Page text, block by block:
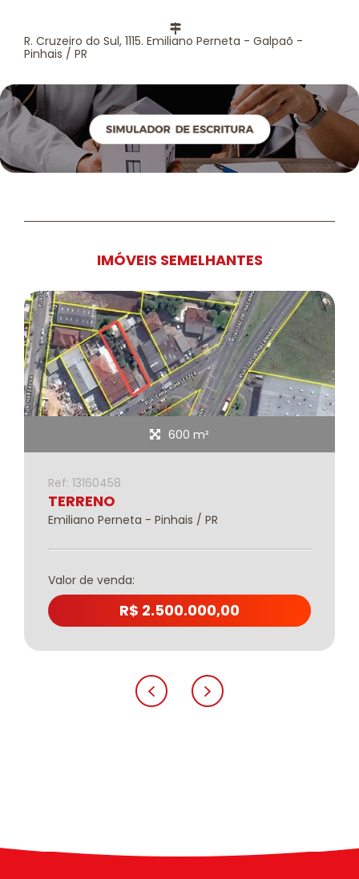
R. Cruzeiro do Sul, 1115. Emiliano Perneta - Galpaõ -
Pinhais / PR
IMÓVEIS SEMELHANTES
600 m²
Ref: 13160458
TERRENO
Emiliano Perneta - Pinhais / PR
Valor de venda:
R$ 2.500.000,00